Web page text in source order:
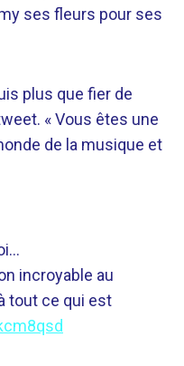
ses fleurs pour ses
plus que fier de
« Vous êtes une
de la musique et
incroyable au
tout ce qui est